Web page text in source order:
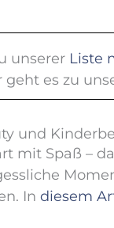
unserer Liste
geht es zu
und
mit Spaß –
In diesem